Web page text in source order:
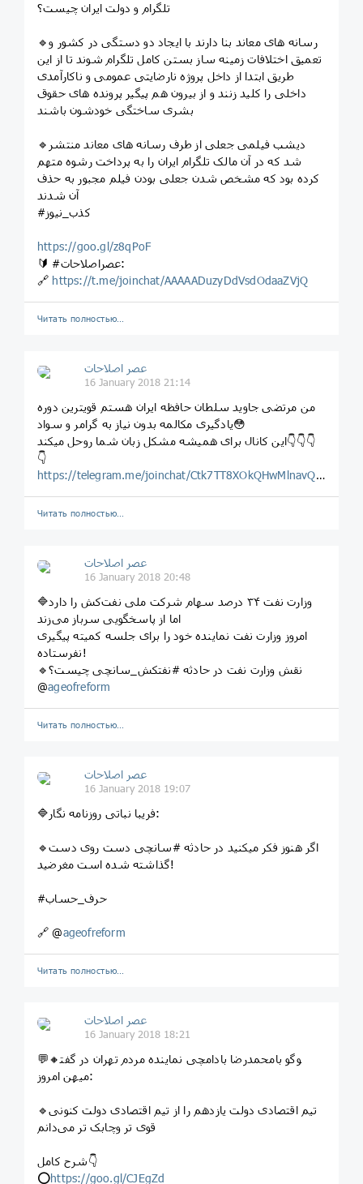
تلگرام و دولت ایران چیست؟
🔹رسانه های معاند بنا دارند با ایجاد دو دستگی در کشور و
تعمیق اختلافات زمینه ساز بستن کامل تلگرام شوند تا از این
طریق ابتدا از داخل پروژه نارضایتی عمومی و ناکارآمدی
داخلی را کلید زنند و از بیرون هم پیگیر پرونده های حقوق
بشری ساختگی خودشون باشند
🔹دیشب فیلمی جعلی از طرف رسانه های معاند منتشر
شد که در آن مالک تلگرام ایران را به پرداخت رشوه متهم
کرده بود که مشخص شدن جعلی بودن فیلم مجبور به حذف
آن شدند
#کذب_نیوز
https://goo.gl/z8qPoF
🔰 #عصراصلاحات:
🔗 https://t.me/joinchat/AAAAADuzyDdVsdOdaaZVjQ
Читать полностью…
عصر اصلاحات
16 January 2018 21:14
من مرتضی جاوید سلطان حافظه ایران هستم قویترین دوره
یادگیری مکالمه بدون نیاز به گرامر و سواد😳
این کانال برای همیشه مشکل زبان شما روحل میکند👇👇👇
👇
https://telegram.me/joinchat/Ctk7TT8XOkQHwMlnavQ3Ug
Читать полностью…
عصر اصلاحات
16 January 2018 20:48
🔷‏وزارت نفت ۳۴ درصد سهام شرکت ملی نفت‌کش را دارد
اما از پاسخگویی سرباز می‌زند
امروز وزارت نفت نماینده خود را برای جلسه کمیته پیگیری
نفرستاده!
🔹نقش وزارت نفت در حادثه #نفتکش_سانچی چیست؟
@ageofreform
Читать полностью…
عصر اصلاحات
16 January 2018 19:07
🔷فریبا نباتی روزنامه نگار:
🔹اگر هنوز فکر میکنید در حادثه #سانچی دست روی دست
گذاشته شده است مغرضید!
#حرف_حساب
🔗 @ageofreform
Читать полностью…
عصر اصلاحات
16 January 2018 18:21
💬🔸محمدرضا بادامچی نماینده مردم تهران در گفت‎وگو با
میهن امروز:
🔹تیم اقتصادی دولت یازدهم را از تیم اقتصادی دولت کنونی
قوی تر وچابک تر می‌دانم
شرح کامل👇
⭕️https://goo.gl/CJEgZd